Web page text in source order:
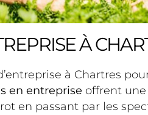
À
à Chartres
en entreprise offrent
en passant par les